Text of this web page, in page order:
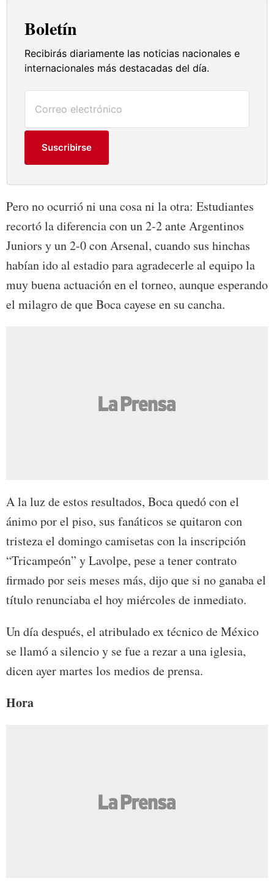
Boletín
Recibirás diariamente las noticias nacionales e
internacionales más destacadas del día.
Suscribirse
Pero no ocurrió ni una cosa ni la otra: Estudiantes
recortó la diferencia con un 2-2 ante Argentinos
Juniors y un 2-0 con Arsenal, cuando sus hinchas
habían ido al estadio para agradecerle al equipo la
muy buena actuación en el torneo, aunque esperando
el milagro de que Boca cayese en su cancha.
A la luz de estos resultados, Boca quedó con el
ánimo por el piso, sus fanáticos se quitaron con
tristeza el domingo camisetas con la inscripción
“Tricampeón” y Lavolpe, pese a tener contrato
firmado por seis meses más, dijo que si no ganaba el
título renunciaba el hoy miércoles de inmediato.
Un día después, el atribulado ex técnico de México
se llamó a silencio y se fue a rezar a una iglesia,
dicen ayer martes los medios de prensa.
Hora